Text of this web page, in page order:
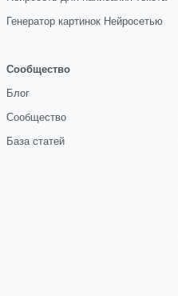
Генератор картинок Нейросетью
Сообщество
Блог
Сообщество
База статей